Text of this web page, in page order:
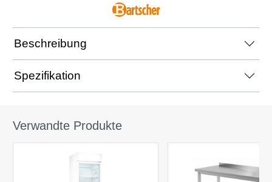
Beschreibung
Spezifikation
Verwandte Produkte